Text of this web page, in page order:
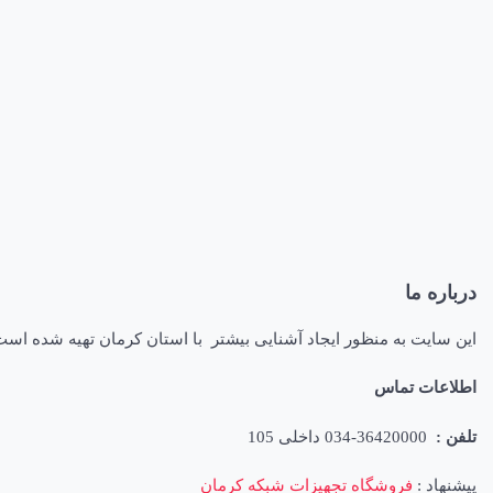
درباره ما
این سایت به منظور ایجاد آشنایی بیشتر با استان کرمان تهیه شده
اطلاعات تماس
تلفن :
پیشنهاد : فروشگاه تجهیزات شبکه کرمان